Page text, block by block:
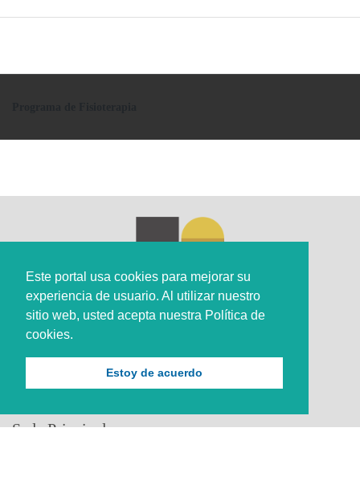
Este portal usa cookies para mejorar su
experiencia de usuario. Al utilizar nuestro
sitio web, usted acepta nuestra Política de
cookies.
Estoy de acuerdo
Sede Principal